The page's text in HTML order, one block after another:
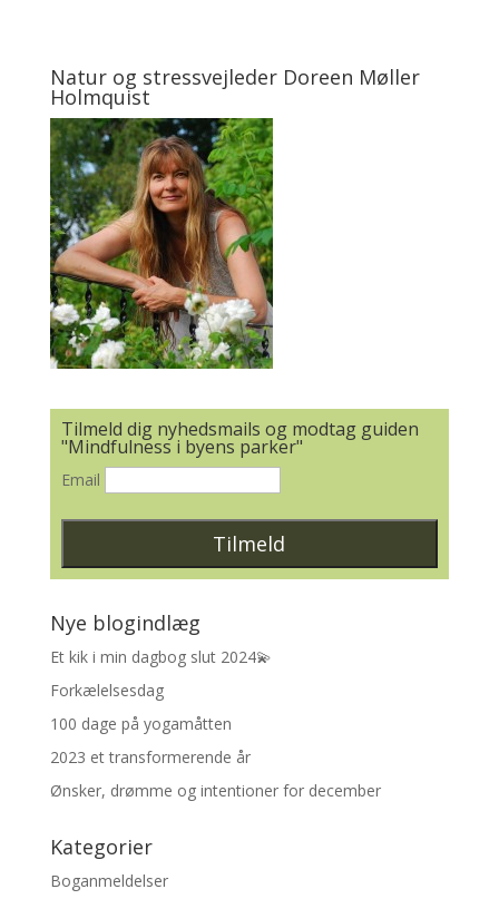
Natur og stressvejleder Doreen Møller
Holmquist
Tilmeld dig nyhedsmails og modtag guiden
"Mindfulness i byens parker"
Email
Nye blogindlæg
Et kik i min dagbog slut 2024💫
Forkælelsesdag
100 dage på yogamåtten
2023 et transformerende år
Ønsker, drømme og intentioner for december
Kategorier
Boganmeldelser